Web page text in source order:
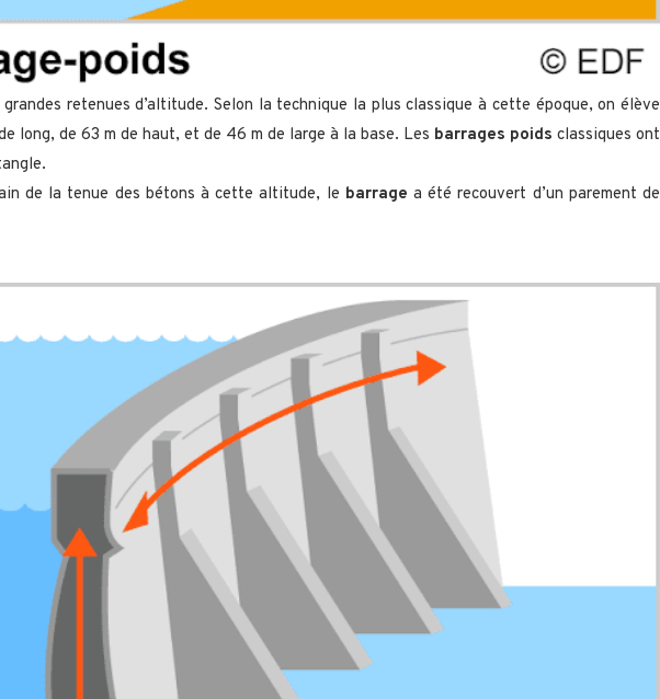
grandes retenues d’altitude. Selon la technique la plus classique à cette époque, on élève
long, de 63 m de haut, et de 46 m de large à la base. Les barrages poids classiques ont
de la tenue des bétons à cette altitude, le barrage a été recouvert d’un parement de